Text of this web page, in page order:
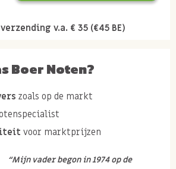
v.a. € 35 (€45 BE)
Boer Noten?
zoals op de markt
voor marktprijzen
“Mijn vader begon in 1974 op de